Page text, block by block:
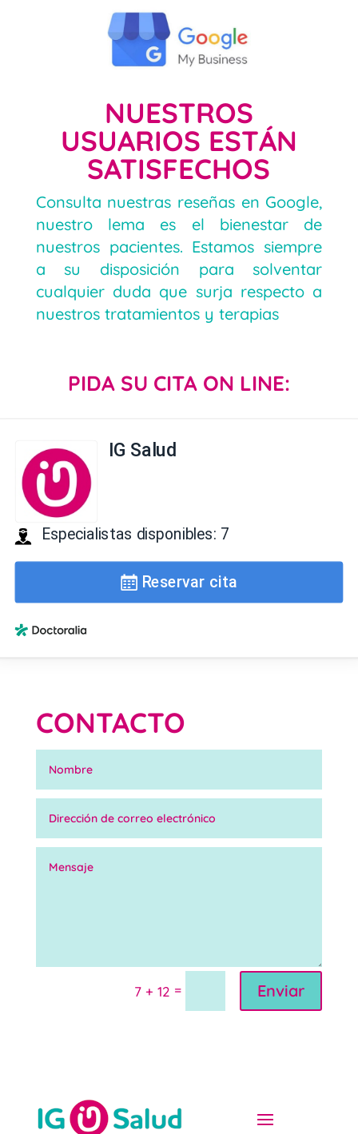
NUESTROS
USUARIOS ESTÁN
SATISFECHOS
Consulta nuestras reseñas en Google,
nuestro lema es el bienestar de
nuestros pacientes. Estamos siempre
a su disposición para solventar
cualquier duda que surja respecto a
nuestros tratamientos y terapias
PIDA SU CITA ON LINE:
CONTACTO
7 + 12 = Enviar